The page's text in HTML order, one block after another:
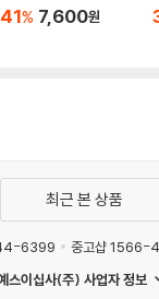
41% 7,600원
최근 본 상품
6399 중고샵 1566-
스이십사(주) 사업자 정보